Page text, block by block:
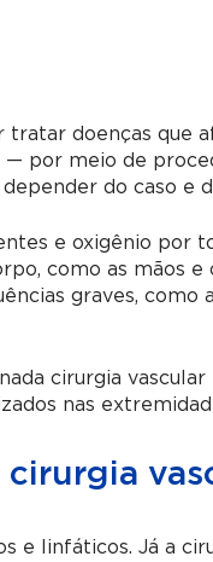
tratar doenças que
por meio de
do caso e
e oxigênio por
como as mãos e
graves, como
cirurgia
nas
e linfáticos. Já a